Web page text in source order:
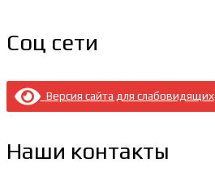
Соц сети
Версия сайта для слабовидящих
Наши контакты